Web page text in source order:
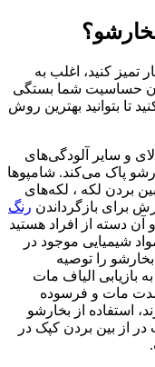
تمیز کنید، اغلب به
حساسیت شما بستگی
تا بتوانید بهترین روش
و سایر آلودگی‌های
پاک می‌کند. شامپوها
بردن لکه ، لکه‌های
برای بازگرداندن رنگ
آن دسته از افراد هستید
شیمیایی موجود در
را توصیه
به بازیابی الیاف مات
مات و فرسوده
استفاده از بخارشو
از بین بردن کپک در